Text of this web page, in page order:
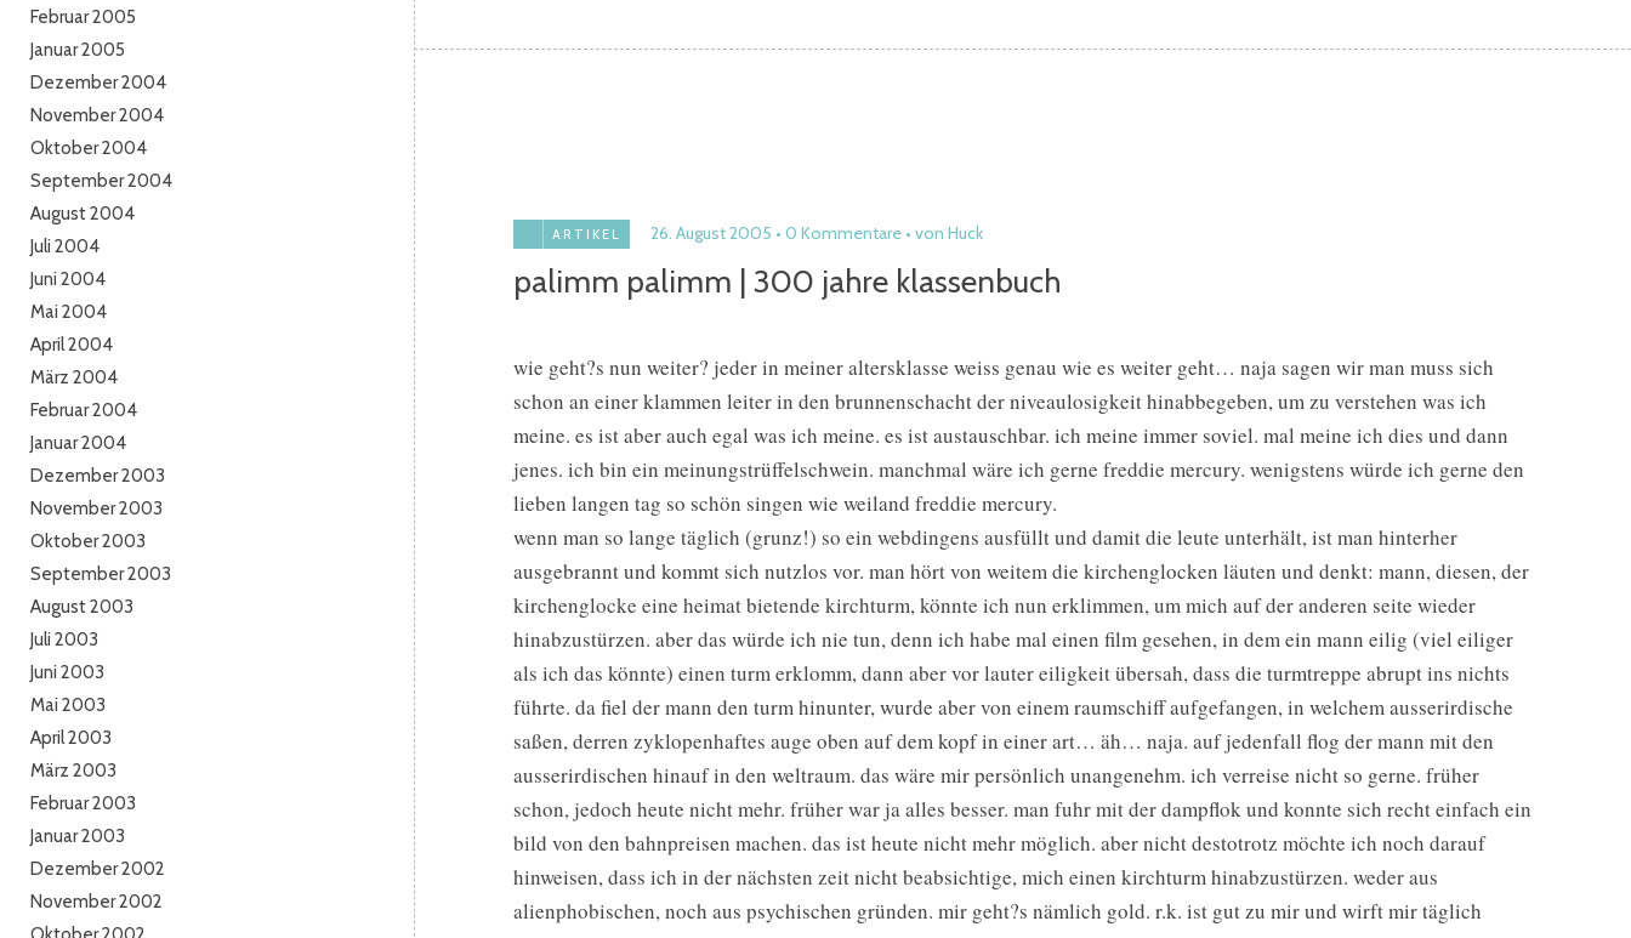
Februar 2005
Januar 2005
Dezember 2004
November 2004
Oktober 2004
September 2004
August 2004
Juli 2004
Juni 2004
Mai 2004
April 2004
März 2004
Februar 2004
Januar 2004
Dezember 2003
November 2003
Oktober 2003
September 2003
August 2003
Juli 2003
Juni 2003
Mai 2003
April 2003
März 2003
Februar 2003
Januar 2003
Dezember 2002
November 2002
ARTIKEL 26. August 2005 0 Kommentare von Huck
palimm palimm | 300 jahre klassenbuch
wie geht?s nun weiter? jeder in meiner altersklasse weiss genau wie es weiter geht… naja sagen wir man muss sich
schon an einer klammen leiter in den brunnenschacht der niveaulosigkeit hinabbegeben, um zu verstehen was ich
meine. es ist aber auch egal was ich meine. es ist austauschbar. ich meine immer soviel. mal meine ich dies und dann
jenes. ich bin ein meinungstrüffelschwein. manchmal wäre ich gerne freddie mercury. wenigstens würde ich gerne den
lieben langen tag so schön singen wie weiland freddie mercury.
wenn man so lange täglich (grunz!) so ein webdingens ausfüllt und damit die leute unterhält, ist man hinterher
ausgebrannt und kommt sich nutzlos vor. man hört von weitem die kirchenglocken läuten und denkt: mann, diesen, der
kirchenglocke eine heimat bietende kirchturm, könnte ich nun erklimmen, um mich auf der anderen seite wieder
hinabzustürzen. aber das würde ich nie tun, denn ich habe mal einen film gesehen, in dem ein mann eilig (viel eiliger
als ich das könnte) einen turm erklomm, dann aber vor lauter eiligkeit übersah, dass die turmtreppe abrupt ins nichts
führte. da fiel der mann den turm hinunter, wurde aber von einem raumschiff aufgefangen, in welchem ausserirdische
saßen, derren zyklopenhaftes auge oben auf dem kopf in einer art… äh… naja. auf jedenfall flog der mann mit den
ausserirdischen hinauf in den weltraum. das wäre mir persönlich unangenehm. ich verreise nicht so gerne. früher
schon, jedoch heute nicht mehr. früher war ja alles besser. man fuhr mit der dampflok und konnte sich recht einfach ein
bild von den bahnpreisen machen. das ist heute nicht mehr möglich. aber nicht destotrotz möchte ich noch darauf
hinweisen, dass ich in der nächsten zeit nicht beabsichtige, mich einen kirchturm hinabzustürzen. weder aus
alienphobischen, noch aus psychischen gründen. mir geht?s nämlich gold. r.k. ist gut zu mir und wirft mir täglich